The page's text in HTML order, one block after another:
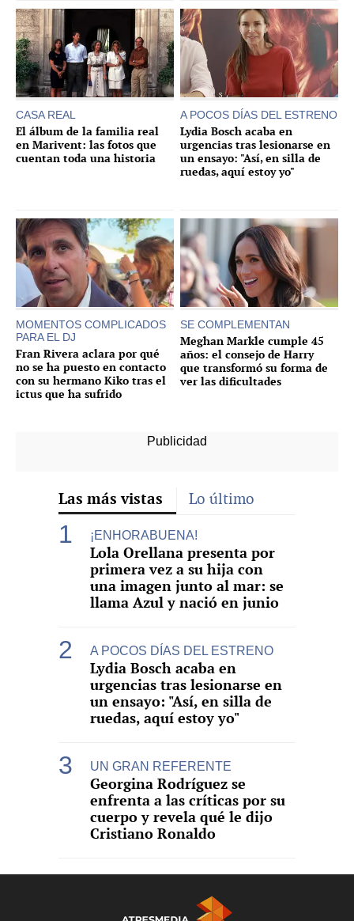
CASA REAL
El álbum de la familia real
en Marivent: las fotos que
cuentan toda una historia
A POCOS DÍAS DEL ESTRENO
Lydia Bosch acaba en
urgencias tras lesionarse en
un ensayo: "Así, en silla de
ruedas, aquí estoy yo"
MOMENTOS COMPLICADOS
PARA EL DJ
Fran Rivera aclara por qué
no se ha puesto en contacto
con su hermano Kiko tras el
ictus que ha sufrido
SE COMPLEMENTAN
Meghan Markle cumple 45
años: el consejo de Harry
que transformó su forma de
ver las dificultades
Las más vistas Lo último
¡ENHORABUENA!
Lola Orellana presenta por
primera vez a su hija con
una imagen junto al mar: se
llama Azul y nació en junio
A POCOS DÍAS DEL ESTRENO
Lydia Bosch acaba en
urgencias tras lesionarse en
un ensayo: "Así, en silla de
ruedas, aquí estoy yo"
UN GRAN REFERENTE
Georgina Rodríguez se
enfrenta a las críticas por su
cuerpo y revela qué le dijo
Cristiano Ronaldo